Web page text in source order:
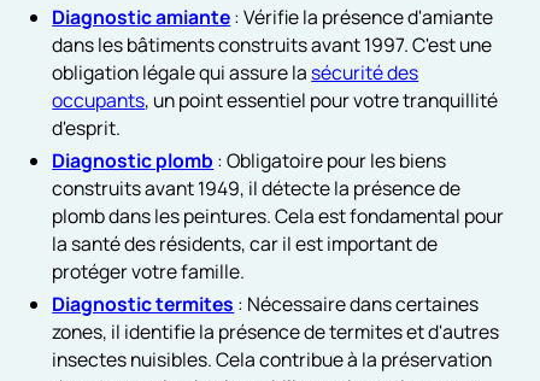
Diagnostic amiante: Vérifie la présence d'amiante
dans les bâtiments construits avant 1997. C'est une
obligation légale qui assure lasécurité des
occupants, un point essentiel pour votre tranquillité
d'esprit.
Diagnostic plomb : Obligatoire pour les biens
construits avant 1949, il détecte la présence de
plomb dans les peintures. Cela est fondamental pour
la santé des résidents, car il est important de
protéger votre famille.
Diagnostic termites : Nécessaire dans certaines
zones, il identifie la présence de termites et d'autres
insectes nuisibles. Cela contribue à la préservation